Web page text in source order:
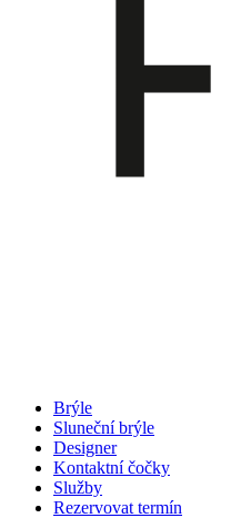
Brýle
Sluneční brýle
Designer
Kontaktní čočky
Služby
Rezervovat termín